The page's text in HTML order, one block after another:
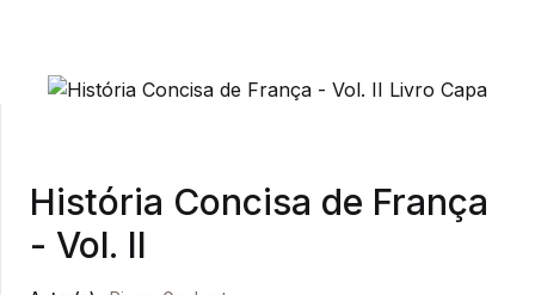
História Concisa de França
- Vol. II